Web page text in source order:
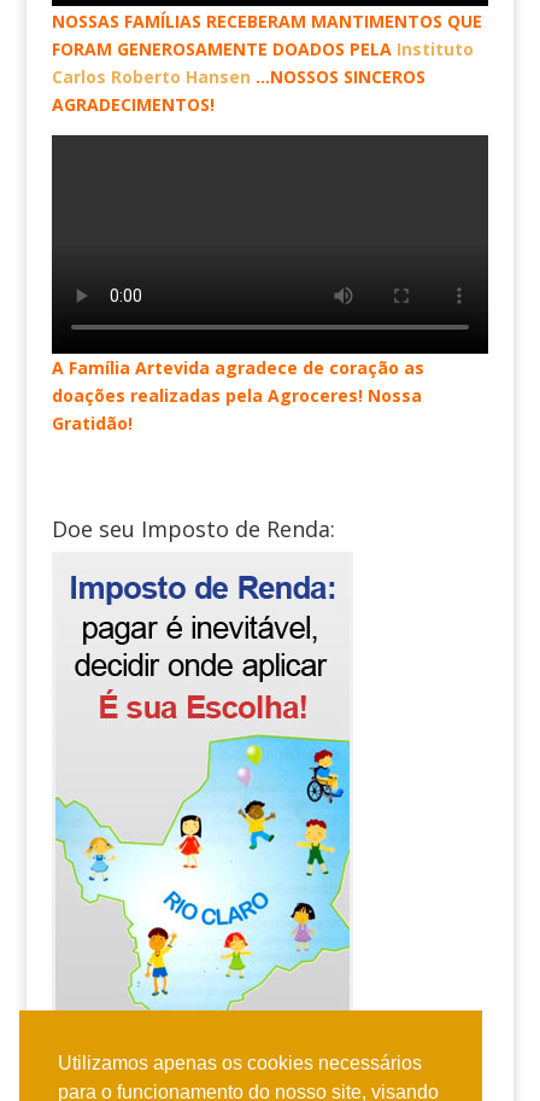
NOSSAS FAMÍLIAS RECEBERAM MANTIMENTOS QUE
FORAM GENEROSAMENTE DOADOS PELA Instituto
Carlos Roberto Hansen …NOSSOS SINCEROS
AGRADECIMENTOS!
A Família Artevida agradece de coração as
doações realizadas pela Agroceres! Nossa
Gratidão!
Doe seu Imposto de Renda:
Utilizamos apenas os cookies necessários
para o funcionamento do nosso site, visando